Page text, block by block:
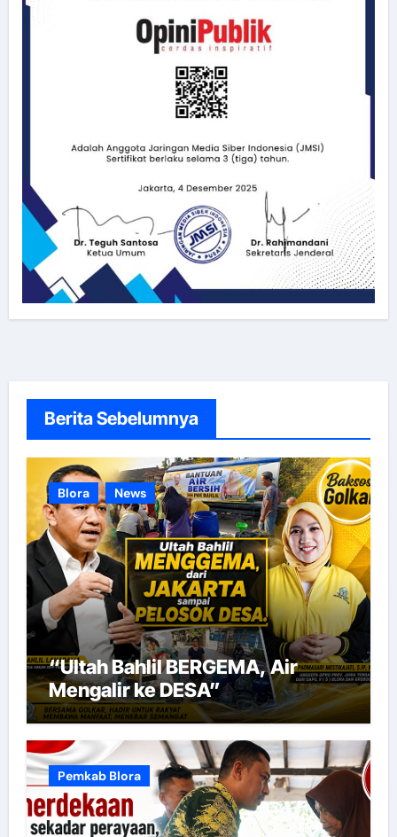
Berita Sebelumnya
Blora News
“Ultah Bahlil BERGEMA, Air
Mengalir ke DESA”
Pemkab Blora